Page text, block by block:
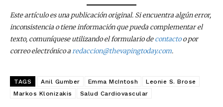
Este artículo es una publicación original. Si encuentra algún error,
inconsistencia o tiene información que pueda complementar el
texto, comuníquese utilizando el formulario decontactoo por
correo electrónico aredaccion@thevapingtoday.com.
TAGS Anil Gumber Emma McIntosh
Leonie S. Brose
Markos Klonizakis
Salud Cardiovascular